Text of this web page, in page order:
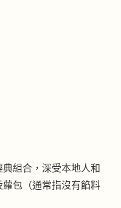
組合，深受本地人和
包（通常指沒有餡料